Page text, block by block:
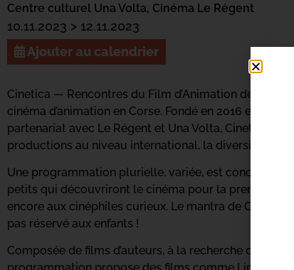
Centre culturel Una Volta, Cinéma Le Régent
10.11.2023 > 12.11.2023
Ajouter au calendrier
Cinetica — Rencontres du Film d’Animation de
cinéma d’animation en Corse. Fondé en 2016 et porté
partenariat avec Le Régent et Una Volta, Cinetica se
productions au niveau international, la diversité des
Une programmation plurielle, variée, est concoctée,
petits qui découvriront le cinéma pour la première
encore aux cinéphiles curieux. Le mantra de Cinetica
pas réservé aux enfants !
Composée de films d’auteurs, à la recherche